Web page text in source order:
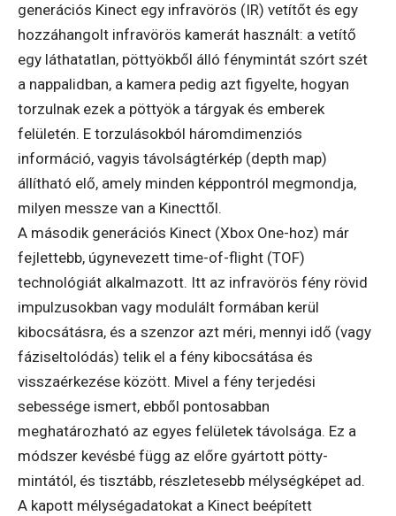
generációs Kinect egy infravörös (IR) vetítőt és egy
hozzáhangolt infravörös kamerát használt: a vetítő
egy láthatatlan, pöttyökből álló fénymintát szórt szét
a nappalidban, a kamera pedig azt figyelte, hogyan
torzulnak ezek a pöttyök a tárgyak és emberek
felületén. E torzulásokból háromdimenziós
információ, vagyis távolságtérkép (depth map)
állítható elő, amely minden képpontról megmondja,
milyen messze van a Kinecttől.
A második generációs Kinect (Xbox One-hoz) már
fejlettebb, úgynevezett time-of-flight (TOF)
technológiát alkalmazott. Itt az infravörös fény rövid
impulzusokban vagy modulált formában kerül
kibocsátásra, és a szenzor azt méri, mennyi idő (vagy
fáziseltolódás) telik el a fény kibocsátása és
visszaérkezése között. Mivel a fény terjedési
sebessége ismert, ebből pontosabban
meghatározható az egyes felületek távolsága. Ez a
módszer kevésbé függ az előre gyártott pötty-
mintától, és tisztább, részletesebb mélységképet ad.
A kapott mélységadatokat a Kinect beépített